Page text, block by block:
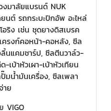
มาลัยแบรนด์ NUK
นต์ รถกระบะปิกอัพ อะไหล่
ริง เช่น ชุดยางดิสเบรค
ครงก์คอหน้า-คอหลัง, ซีล
นแคมชาร์ป, ซีลตีนวาล์ว-
เบ้าหัวเผา-เบ้าหัวเทียน
มน้ำมันเครื่อง, ซีลเพลา
าย
VIGO